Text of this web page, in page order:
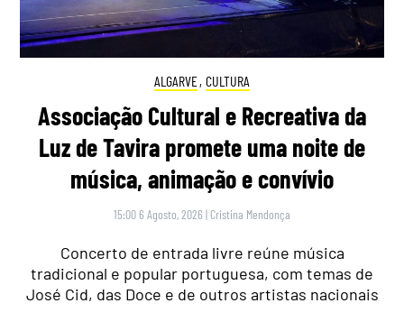
ALGARVE, CULTURA
Associação Cultural e Recreativa da
Luz de Tavira promete uma noite de
música, animação e convívio
15:00 6 Agosto, 2026 | Cristina Mendonça
Concerto de entrada livre reúne música
tradicional e popular portuguesa, com temas de
José Cid, das Doce e de outros artistas nacionais